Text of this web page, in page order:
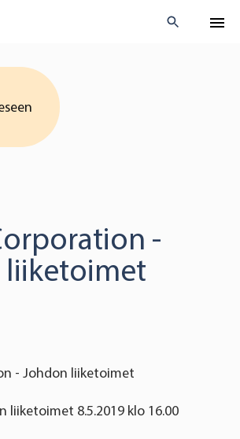
-
- Johdon liiketoimet
liiketoimet 8.5.2019 klo 16.00